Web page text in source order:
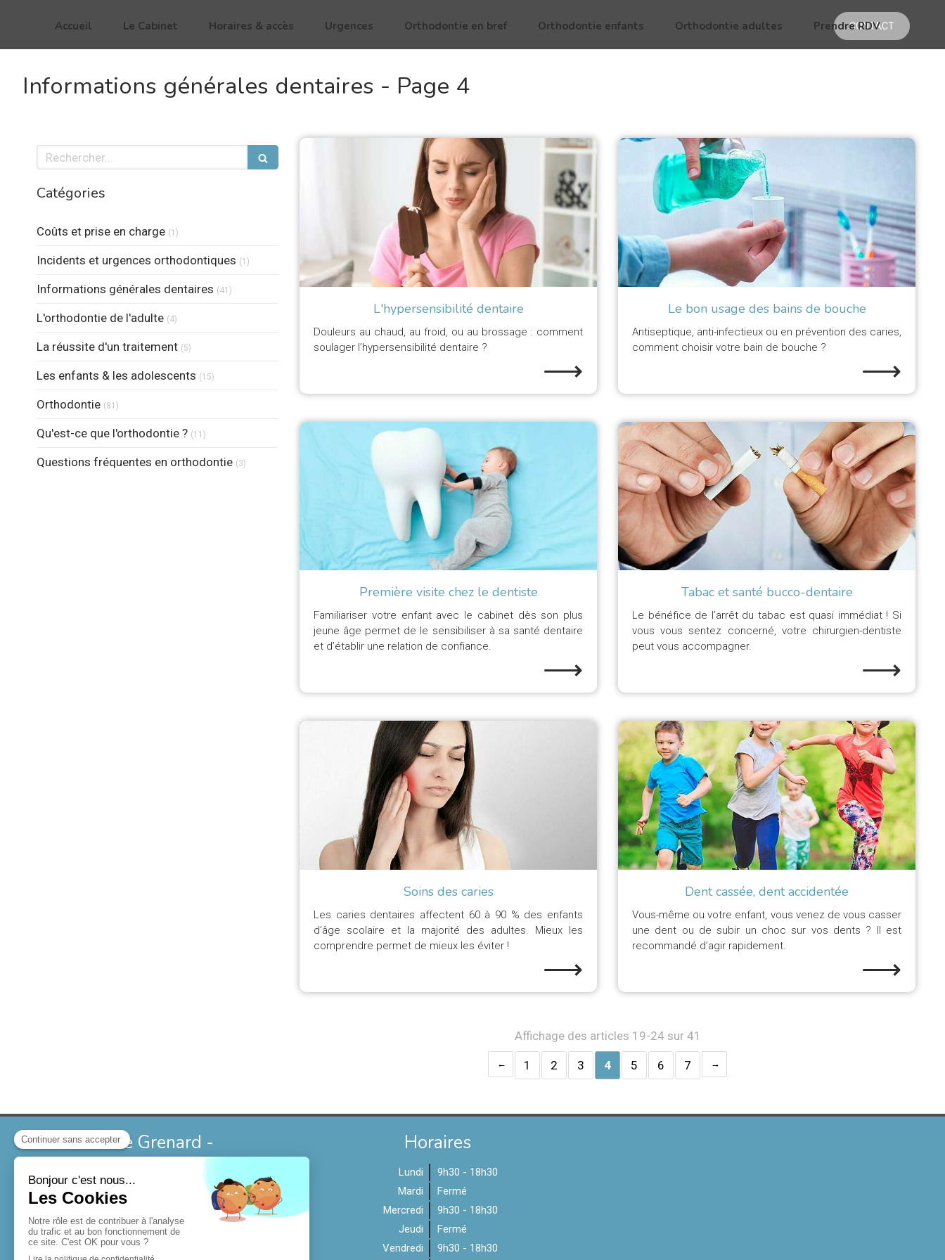
Accueil Le Cabinet Horaires & accès Urgences Orthodontie en bref Orthodontie enfants Orthodontie adultes Prendre RDV
CONTACT
Informations générales dentaires - Page 4
L'hypersensibilité dentaire
Douleurs au chaud, au froid, ou au brossage : comment
soulager l’hypersensibilité dentaire ?
⟶
Le bon usage des bains de bouche
Antiseptique, anti-infectieux ou en prévention des caries,
comment choisir votre bain de bouche ?
⟶
Première visite chez le dentiste
Familiariser votre enfant avec le cabinet dès son plus
jeune âge permet de le sensibiliser à sa santé dentaire
et d’établir une relation de confiance.
⟶
Tabac et santé bucco-dentaire
Le bénéfice de l’arrêt du tabac est quasi immédiat ! Si
vous vous sentez concerné, votre chirurgien-dentiste
peut vous accompagner.
⟶
Soins des caries
Les caries dentaires affectent 60 à 90 % des enfants
d’âge scolaire et la majorité des adultes. Mieux les
comprendre permet de mieux les éviter !
⟶
Dent cassée, dent accidentée
Vous-même ou votre enfant, vous venez de vous casser
une dent ou de subir un choc sur vos dents ? Il est
recommandé d’agir rapidement.
⟶
Affichage des articles 19-24 sur 41
1 2 3 4 5 6 7
Rechercher
Catégories
Coûts et prise en charge (1)
Incidents et urgences orthodontiques (1)
Informations générales dentaires (41)
L'orthodontie de l'adulte (4)
La réussite d'un traitement (5)
Les enfants & les adolescents (15)
Orthodontie (81)
Qu'est-ce que l'orthodontie ? (11)
Questions fréquentes en orthodontie (3)
Dr Annabelle Grenard -
Orthodontiste à Gournay sur
Marne
13 avenue Paul Doumer
93460 Gournay sur Marne
+33789256616
Horaires
Lundi
9h30 - 18h30
Mardi
Fermé
Mercredi
9h30 - 18h30
Jeudi
Fermé
Vendredi
9h30 - 18h30